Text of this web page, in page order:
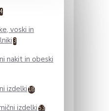
4
voski in
3
nakit in obeski
izdelki18
izdelki53